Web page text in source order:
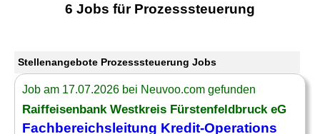
6 Jobs für Prozesssteuerung
Stellenangebote Prozesssteuerung Jobs
Job am 17.07.2026 bei Neuvoo.com gefunden
Raiffeisenbank Westkreis Fürstenfeldbruck eG
Fachbereichsleitung Kredit-Operations